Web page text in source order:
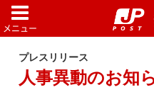
プレスリリース
人事異動のお知